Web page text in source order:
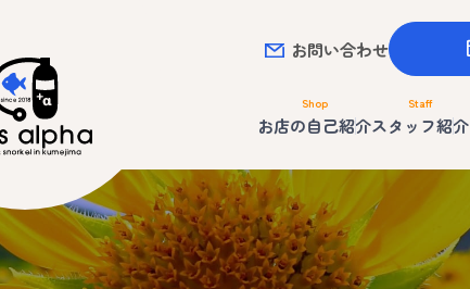
お問い合わせ
Shop
お店の自己紹介
Staff
スタッフ紹介